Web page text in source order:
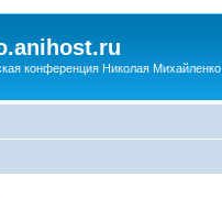
конференция Николая Михайленко